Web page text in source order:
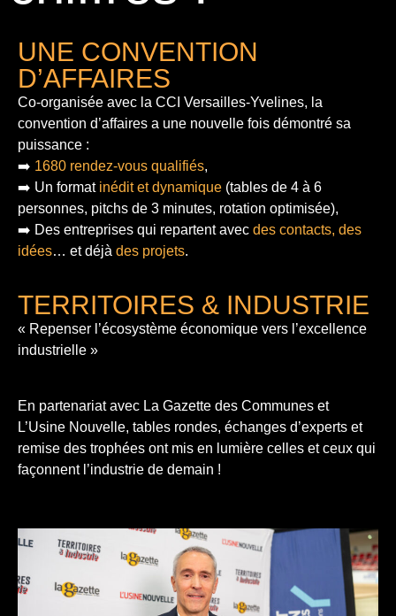
UNE CONVENTION
D’AFFAIRES
Co-organisée avec la CCI Versailles-Yvelines, la
convention d’affaires a une nouvelle fois démontré sa
puissance :
➡️ 1680 rendez-vous qualifiés,
➡️ Un format inédit et dynamique (tables de 4 à 6
personnes, pitchs de 3 minutes, rotation optimisée),
➡️ Des entreprises qui repartent avec des contacts, des
idées… et déjà des projets.
TERRITOIRES & INDUSTRIE
« Repenser l’écosystème économique vers l’excellence
industrielle »
En partenariat avec La Gazette des Communes et
L’Usine Nouvelle, tables rondes, échanges d’experts et
remise des trophées ont mis en lumière celles et ceux qui
façonnent l’industrie de demain !